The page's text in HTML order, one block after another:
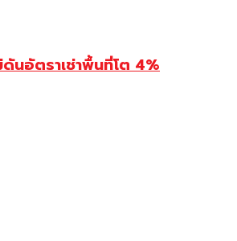
นอัตราเช่าพื้นที่โต 4%